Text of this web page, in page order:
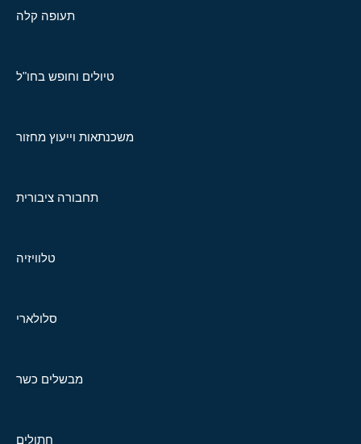
תעופה קלה
טיולים וחופש בחו"ל
משכנתאות וייעוץ מחזור
תחבורה ציבורית
טלוויזיה
סלולארי
מבשלים כשר
חתולים